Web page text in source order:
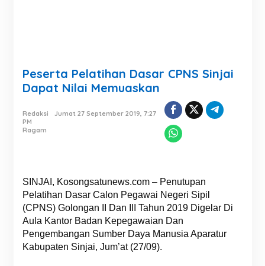
Peserta Pelatihan Dasar CPNS Sinjai
Dapat Nilai Memuaskan
Redaksi
Jumat 27 September 2019, 7:27
PM
Ragam
SINJAI, Kosongsatunews.com – Penutupan
Pelatihan Dasar Calon Pegawai Negeri Sipil
(CPNS) Golongan II Dan III Tahun 2019 Digelar Di
Aula Kantor Badan Kepegawaian Dan
Pengembangan Sumber Daya Manusia Aparatur
Kabupaten Sinjai, Jum’at (27/09).